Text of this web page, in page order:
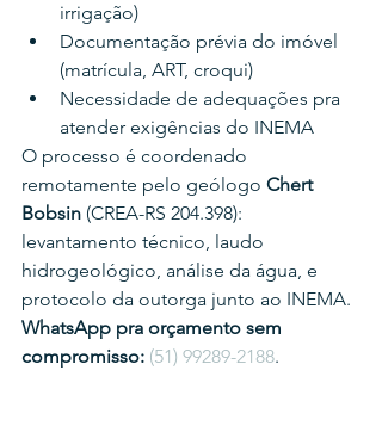
irrigação)
Documentação prévia do imóvel
(matrícula, ART, croqui)
Necessidade de adequações pra
atender exigências do INEMA
O processo é coordenado
remotamente pelo geólogo Chert
Bobsin (CREA-RS 204.398):
levantamento técnico, laudo
hidrogeológico, análise da água, e
protocolo da outorga junto ao INEMA.
WhatsApp pra orçamento sem
compromisso: (51) 99289-2188.